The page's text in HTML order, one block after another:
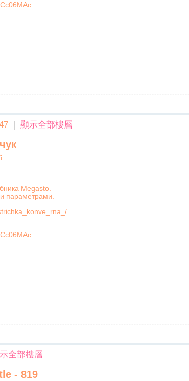
| 顯示全部樓層
Megasto.
параметрами.
全部樓層
- 819